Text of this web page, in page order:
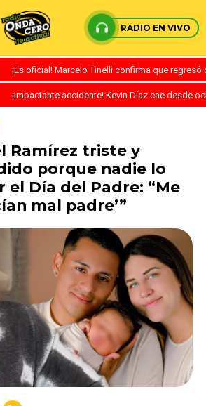
RADIO EN VIVO
¡Es oficial! Marcelo Tinelli confirma que
¡Impactante accidente! Kevin Díaz cae desde
Ramírez triste y
porque nadie lo
el Día del Padre: “Me
mal padre’”